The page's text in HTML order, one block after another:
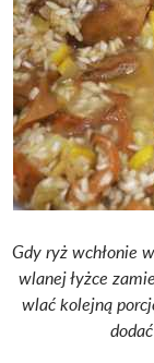
Gdy ryż wchłonie
wlanej łyżce
wlać kolejną